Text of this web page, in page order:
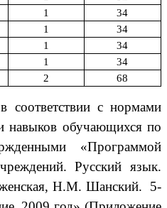
1
34
1
34
1
34
1
34
2 68
соответствии с нормами
навыков обучающихся по
«Программой
Русский язык.
Н.М. Шанский. 5-